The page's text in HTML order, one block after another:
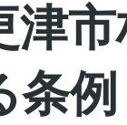
津
条例